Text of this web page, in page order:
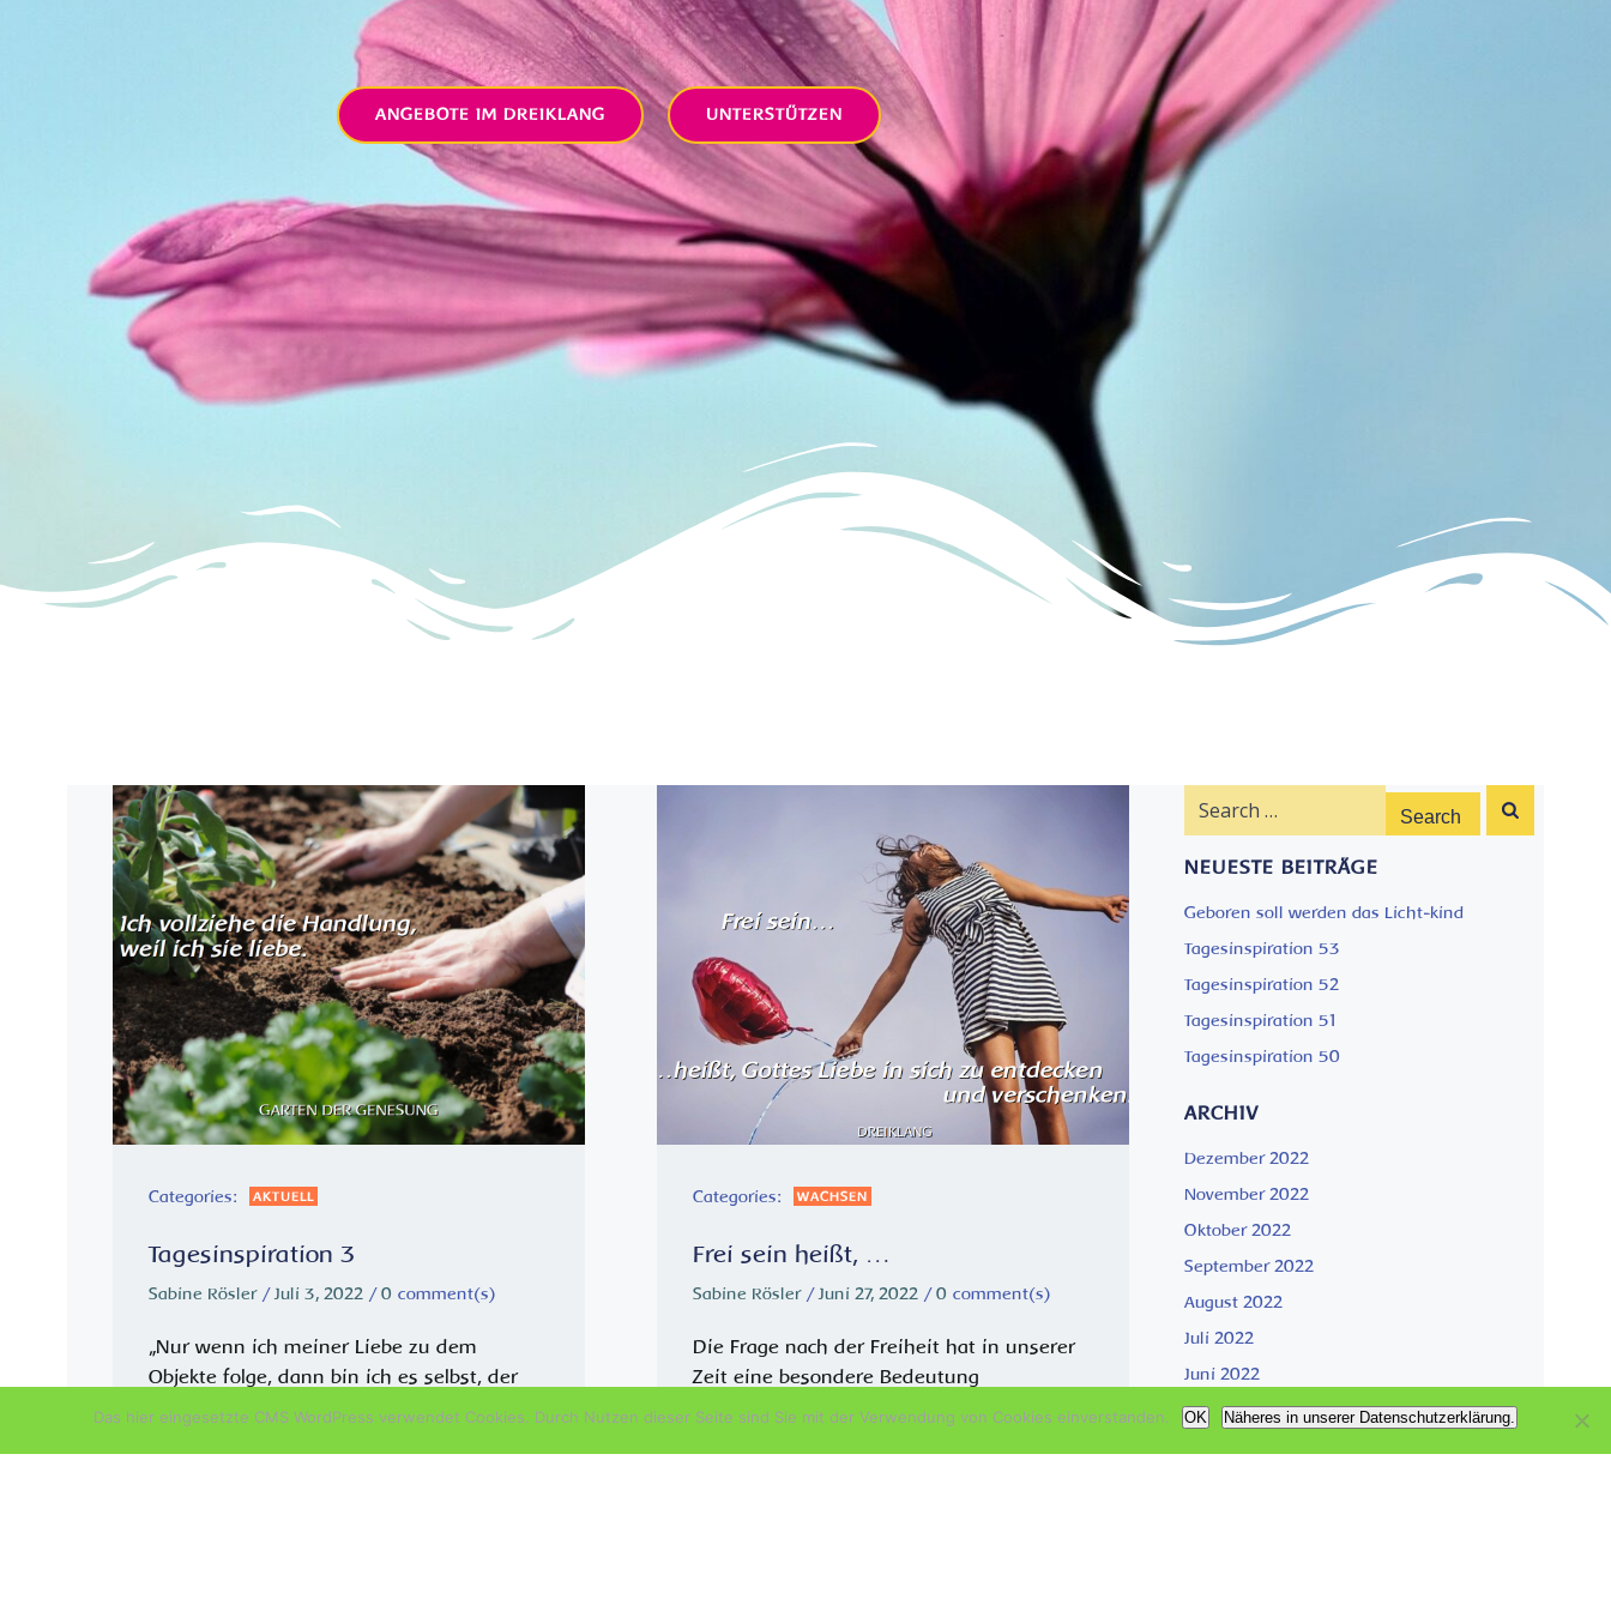
ANGEBOTE IM DREIKLANG UNTERSTÜTZEN
Categories: AKTUELL
Tagesinspiration 3
Sabine Rösler / Juli 3, 2022 / 0 comment(s)
„Nur wenn ich meiner Liebe zu dem
Objekte folge, dann bin ich es selbst, der
handelt. Ich handle auf dieser Stufe der
Categories: WACHSEN
Frei sein heißt, …
Sabine Rösler / Juni 27, 2022 / 0 comment(s)
Die Frage nach der Freiheit hat in unserer
Zeit eine besondere Bedeutung
gewonnen.Niemand kann sich ihr mehr
Search
NEUESTE BEITRÄGE
Geboren soll werden das Licht-kind
Tagesinspiration 53
Tagesinspiration 52
Tagesinspiration 51
Tagesinspiration 50
ARCHIV
Dezember 2022
November 2022
Oktober 2022
September 2022
August 2022
Juli 2022
Juni 2022
KATEGORIEN
Das hier eingesetzte CMS WordPress verwendet Cookies. Durch Nutzen dieser Seite sind Sie mit der Verwendung von Cookies einverstanden. OK Näheres in unserer Datenschutzerklärung.